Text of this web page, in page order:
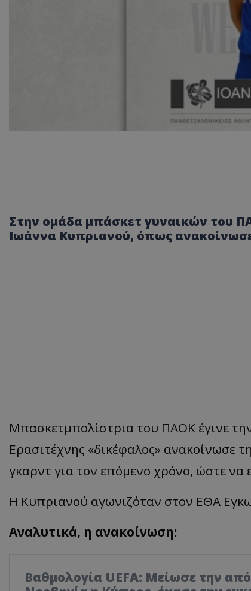
Στην ομάδα μπάσκετ γυναικών του
Ιωάννα Κυπριανού, όπως
Μπασκετμπολίστρια του ΠΑΟΚ έγινε
Ερασιτέχνης «δικέφαλος» ανακοίνωσε
γκαρντ για τον επόμενο χρόνο, ώστε να
Η Κυπριανού αγωνιζόταν στον ΕΘΑ
Αναλυτικά, η ανακοίνωση:
Βαθμολογία UEFA: Μείωσε την